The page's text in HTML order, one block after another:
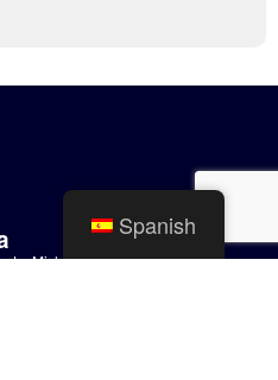
Mishawaka, IN
Spanish